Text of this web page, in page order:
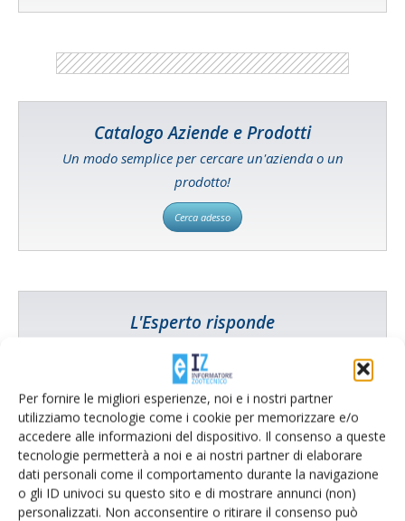
Per fornire le migliori esperienze, noi e i nostri partner
utilizziamo tecnologie come i cookie per memorizzare e/o
accedere alle informazioni del dispositivo. Il consenso a queste
tecnologie permetterà a noi e ai nostri partner di elaborare
dati personali come il comportamento durante la navigazione
o gli ID univoci su questo sito e di mostrare annunci (non)
personalizzati. Non acconsentire o ritirare il consenso può
Catalogo Aziende e Prodotti
Un modo semplice per cercare un'azienda o un
prodotto!
Cerca adesso
L'Esperto risponde
Cerca adesso